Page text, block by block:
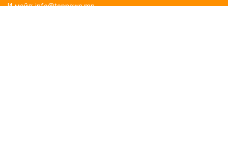
И-мэйл: info@topnews.mn